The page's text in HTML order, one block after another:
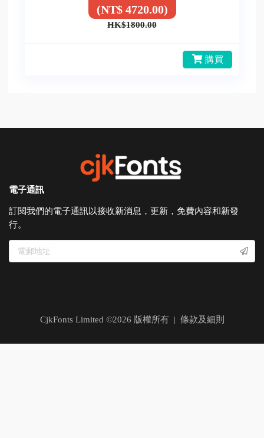
(NT$ 4720.00)
HK$1800.00
購買
電子通訊
訂閱我們的電子通訊以接收新消息，更新，免費內容和新發
行。
CjkFonts Limited ©2026 版權所有 | 條款及細則